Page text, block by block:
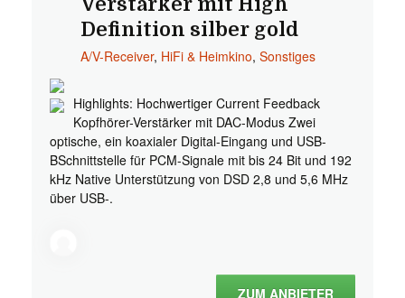
Definition silber gold
A/V-Receiver, HiFi & Heimkino, Sonstiges
Highlights: Hochwertiger Current Feedback
Kopfhörer-Verstärker mit DAC-Modus Zwei
optische, ein koaxialer Digital-Eingang und USB-
BSchnittstelle für PCM-Signale mit bis 24 Bit und 192
kHz Native Unterstützung von DSD 2,8 und 5,6 MHz
über USB-.
ZUM ANBIETER